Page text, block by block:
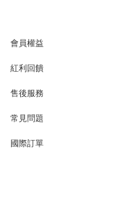
會員權益
紅利回饋
售後服務
常見問題
國際訂單